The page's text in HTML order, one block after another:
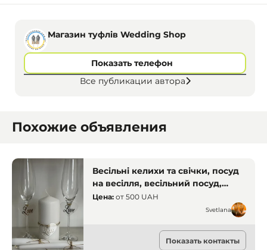
Магазин туфлів Wedding Shop
Показать телефон
Все публикации автора
Похожие объявления
Весільні келихи та свічки, посуд
на весілля, весільний посуд,
весільний декор, Кривий Ріг
Цена: от 500 UAH
Svetlana
Прокат одежды
Кривой Рог
Показать контакты